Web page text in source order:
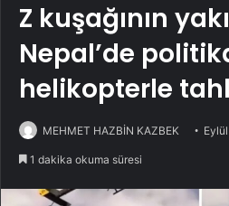
Z kuşağının
Nepal’de
helikopterle
MEHMET HAZBİN KAZBEK
1 dakika okuma süresi